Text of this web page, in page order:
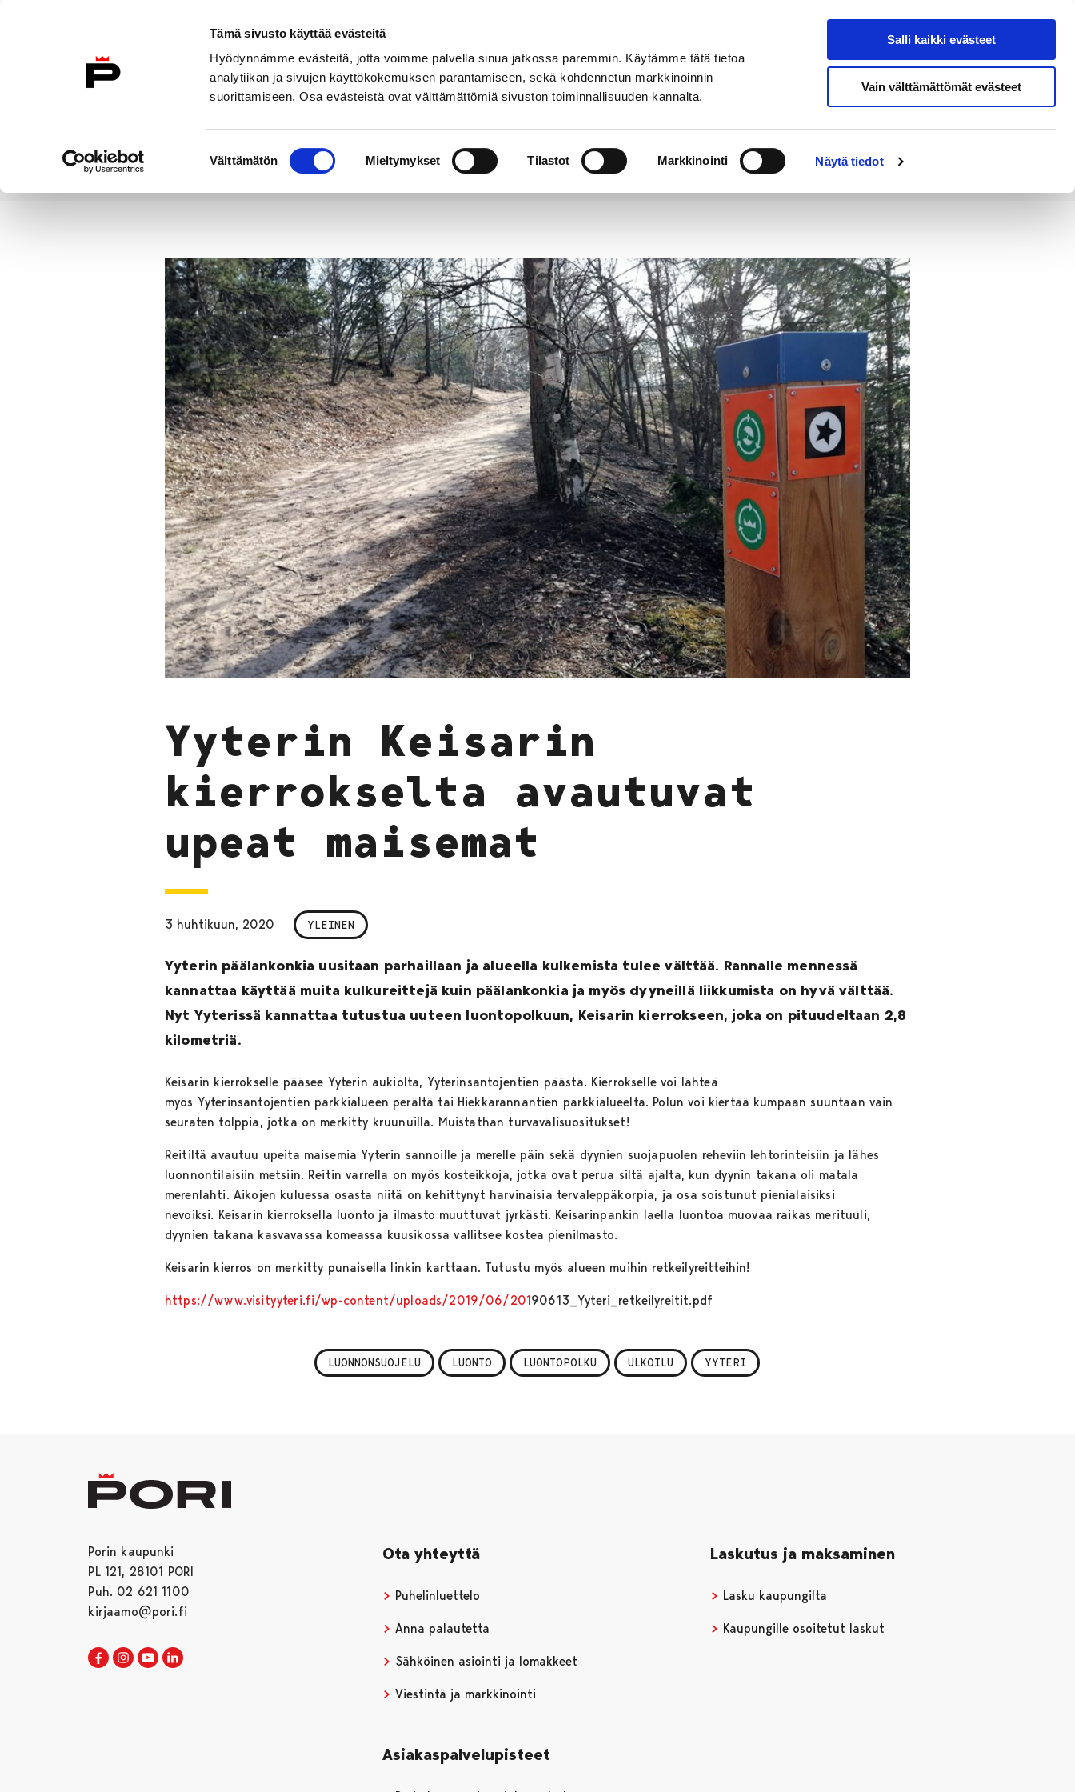
Tämä sivusto käyttää evästeitä
Hyödynnämme evästeitä, jotta voimme palvella sinua jatkossa paremmin. Käytämme tätä tietoa
analytiikan ja sivujen käyttökokemuksen parantamiseen, sekä kohdennetun markkinoinnin
suorittamiseen. Osa evästeistä ovat välttämättömiä sivuston toiminnallisuuden kannalta.
valinta
Välttämätön Mieltymykset Tilastot Markkinointi Näytä tiedot
Salli kaikki evästeet
Vain välttämättömät evästeet
Etusivulle
Hae sivustolta
Etusivu
Yyterin Keisarin
kierrokselta avautuvat
upeat maisemat
3 huhtikuun, 2020 YLEINEN
Yyterin päälankonkia uusitaan parhaillaan ja alueella kulkemista tulee välttää. Rannalle mennessä
kannattaa käyttää muita kulkureittejä kuin päälankonkia ja myös dyyneillä liikkumista on hyvä välttää.
Nyt Yyterissä kannattaa tutustua uuteen luontopolkuun, Keisarin kierrokseen, joka on pituudeltaan 2,8
kilometriä.
Keisarin kierrokselle pääsee Yyterin aukiolta, Yyterinsantojentien päästä. Kierrokselle voi lähteä
myös Yyterinsantojentien parkkialueen perältä tai Hiekkarannantien parkkialueelta. Polun voi kiertää kumpaan suuntaan vain
seuraten tolppia, jotka on merkitty kruunuilla. Muistathan turvavälisuositukset!
Reitiltä avautuu upeita maisemia Yyterin sannoille ja merelle päin sekä dyynien suojapuolen reheviin lehtorinteisiin ja lähes
luonnontilaisiin metsiin. Reitin varrella on myös kosteikkoja, jotka ovat perua siltä ajalta, kun dyynin takana oli matala
merenlahti. Aikojen kuluessa osasta niitä on kehittynyt harvinaisia tervaleppäkorpia, ja osa soistunut pienialaisiksi
nevoiksi. Keisarin kierroksella luonto ja ilmasto muuttuvat jyrkästi. Keisarinpankin laella luontoa muovaa raikas merituuli,
dyynien takana kasvavassa komeassa kuusikossa vallitsee kostea pienilmasto.
Keisarin kierros on merkitty punaisella linkin karttaan. Tutustu myös alueen muihin retkeilyreitteihin!
https://www.visityyteri.fi/wp-content/uploads/2019/06/20190613_Yyteri_retkeilyreitit.pdf
LUONNONSUOJELU LUONTO LUONTOPOLKU ULKOILU YYTERI
Porin kaupunki
PL 121, 28101 PORI
Puh. 02 621 1100
kirjaamo@pori.fi
Porin kaupunki Facebookissa
Avautuu uudessa välilehdessä
Porin kaupunki Instagramissa
Avautuu uudessa välilehdessä
Porin kaupunki Youtubessa
Avautuu uudessa välilehdessä
Ota yhteyttä
Puhelinluettelo
Anna palautetta
Sähköinen asiointi ja lomakkeet
Viestintä ja markkinointi
Laskutus ja maksaminen
Lasku kaupungilta
Kaupungille osoitetut laskut
Asiakaspalvelupisteet